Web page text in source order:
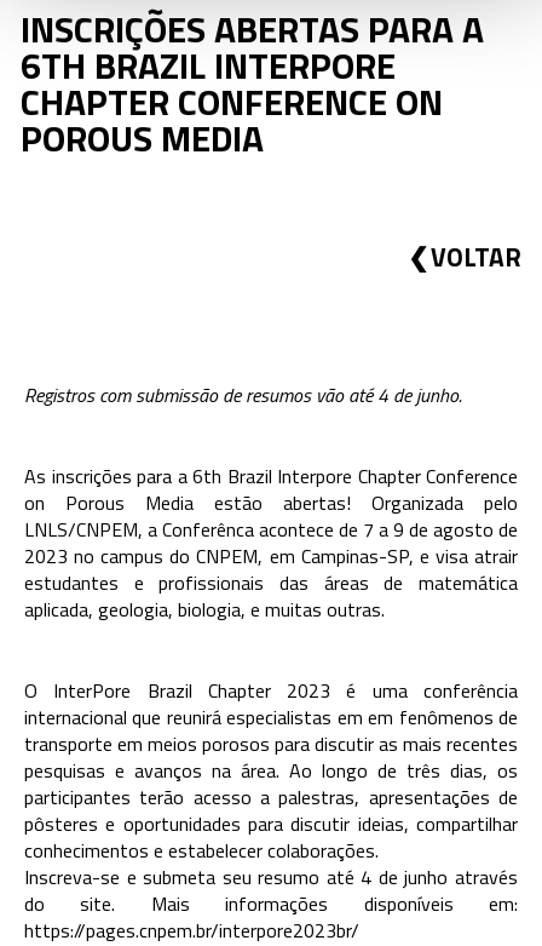
INSCRIÇÕES ABERTAS PARA A
6TH BRAZIL INTERPORE
CHAPTER CONFERENCE ON
POROUS MEDIA
VOLTAR
Registros com submissão de resumos vão até 4 de junho.
As inscrições para a 6th Brazil Interpore Chapter Conference
on Porous Media estão abertas! Organizada pelo
LNLS/CNPEM, a Conferênca acontece de 7 a 9 de agosto de
2023 no campus do CNPEM, em Campinas-SP, e visa atrair
estudantes e profissionais das áreas de matemática
aplicada, geologia, biologia, e muitas outras.
O InterPore Brazil Chapter 2023 é uma conferência
internacional que reunirá especialistas em em fenômenos de
transporte em meios porosos para discutir as mais recentes
pesquisas e avanços na área. Ao longo de três dias, os
participantes terão acesso a palestras, apresentações de
pôsteres e oportunidades para discutir ideias, compartilhar
conhecimentos e estabelecer colaborações.
Inscreva-se e submeta seu resumo até 4 de junho através
do site. Mais informações disponíveis em:
https://pages.cnpem.br/interpore2023br/